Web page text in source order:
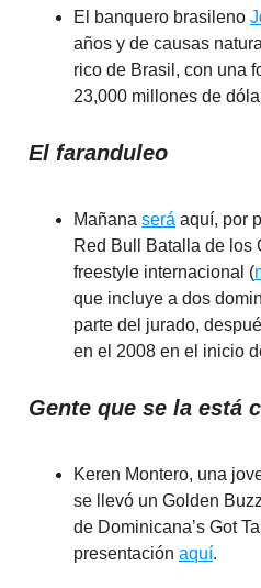
El banquero brasileno
años y de causas
rico de Brasil, con una
23,000 millones de
El faranduleo
Mañana será aquí, por
Red Bull Batalla de los
freestyle internacional (
que incluye a dos
parte del jurado,
en el 2008 en el inicio
Gente que se la está
Keren Montero, una
se llevó un Golden
de Dominicana’s Got
presentación aquí.